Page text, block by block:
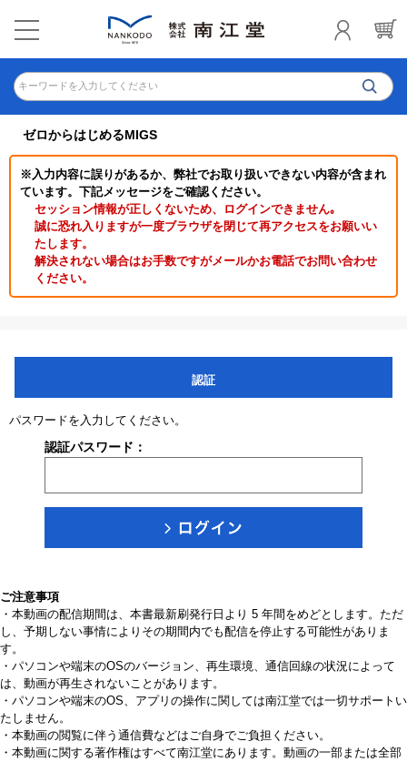
キーワードを入力してください
ゼロからはじめるMIGS
※入力内容に誤りがあるか、弊社でお取り扱いできない内容が含まれ
ています。下記メッセージをご確認ください。
セッション情報が正しくないため、ログインできません｡
誠に恐れ入りますが一度ブラウザを閉じて再アクセスをお願いい
たします。
解決されない場合はお手数ですがメールかお電話でお問い合わせ
ください。
認証
パスワードを入力してください。
認証パスワード：
ご注意事項
・本動画の配信期間は、本書最新刷発行日より 5 年間をめどとします。ただ
し、予期しない事情によりその期間内でも配信を停止する可能性がありま
す。
・パソコンや端末のOSのバージョン、再生環境、通信回線の状況によって
は、動画が再生されないことがあります。
・パソコンや端末のOS、アプリの操作に関しては南江堂では一切サポートい
たしません。
・本動画の閲覧に伴う通信費などはご自身でご負担ください。
・本動画に関する著作権はすべて南江堂にあります。動画の一部または全部